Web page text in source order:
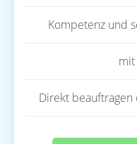
Kompetenz und
Direkt